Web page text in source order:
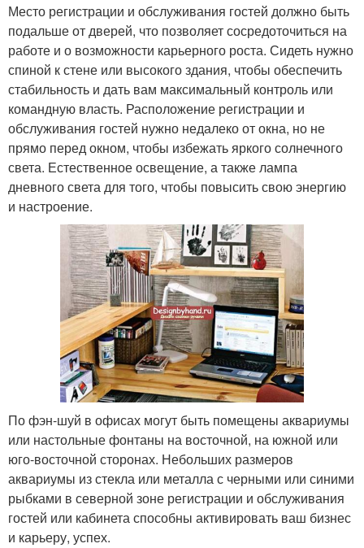
Место регистрации и обслуживания гостей должно быть
подальше от дверей, что позволяет сосредоточиться на
работе и о возможности карьерного роста. Сидеть нужно
спиной к стене или высокого здания, чтобы обеспечить
стабильность и дать вам максимальный контроль или
командную власть. Расположение регистрации и
обслуживания гостей нужно недалеко от окна, но не
прямо перед окном, чтобы избежать яркого солнечного
света. Естественное освещение, а также лампа
дневного света для того, чтобы повысить свою энергию
и настроение.
По фэн-шуй в офисах могут быть помещены аквариумы
или настольные фонтаны на восточной, на южной или
юго-восточной сторонах. Небольших размеров
аквариумы из стекла или металла с черными или синими
рыбками в северной зоне регистрации и обслуживания
гостей или кабинета способны активировать ваш бизнес
и карьеру, успех.